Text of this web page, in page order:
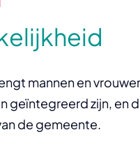
mannen en
geïntegreerd zijn, en
de gemeente.